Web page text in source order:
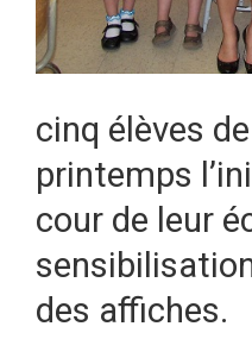
cinq élèves
printemps
cour de leur
des affiches.